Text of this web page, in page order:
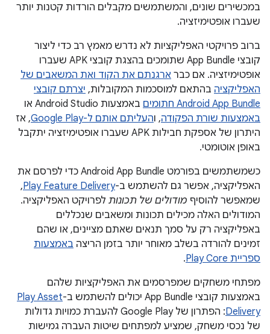
במכשירים שונים, והמשתמשים מקבלים הורדות קטנות יותר
שעברו אופטימיזציה.
ברוב פרויקטי האפליקציות לא נדרש מאמץ רב כדי ליצור
קובצי App Bundle שתומכים בהצגת קובצי APK שעברו
אופטימיזציה. אם כבר ארגנתם את הקוד ואת המשאבים של
האפליקציה בהתאם למוסכמות המקובלות, יצרתם קובצי
Android App Bundle חתומים
באמצעות Android Studio או
באמצעות שורת הפקודה, והעליתם אותם ל-Google Play
, אז
היתרון של אספקת חבילות APK שעברו אופטימיזציה יתקבל
באופן אוטומטי.
כשמשתמשים בפורמט Android App Bundle כדי לפרסם את
האפליקציה, אפשר גם להשתמש ב-Play Feature Delivery
,
שמאפשר להוסיף מודולים של תכונות לפרויקט האפליקציה.
המודולים האלה מכילים תכונות ומשאבים שנכללים
באפליקציה רק על סמך תנאים שאתם מציינים, או שהם
זמינים להורדה בשלב מאוחר יותר בזמן הריצה באמצעות
ספריית Play Core
.
מפתחי משחקים שמפרסמים את האפליקציות שלהם
באמצעות קובצי App Bundle יכולים להשתמש ב-
Play Asset
Delivery
: הפתרון של Google Play להעברת כמויות גדולות
של נכסי משחק, שמציע למפתחים שיטות העברה גמישות